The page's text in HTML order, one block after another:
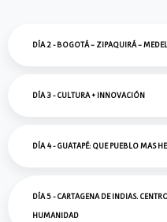
DÍA 2 - BOGOTÁ – ZIPAQUIRÁ –
DÍA 3 - CULTURA + INNOVACIÓN
DÍA 4 - GUATAPÉ: QUE PUEBLO MAS
DÍA 5 - CARTAGENA DE INDIAS.
HUMANIDAD